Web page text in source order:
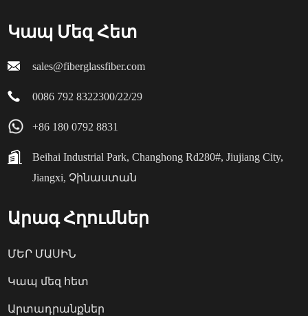
Կապ Մեզ Հետ
sales@fiberglassfiber.com
0086 792 8322300/22/29
+86 180 0792 8831
Beihai Industrial Park, Changhong Rd280#, Jiujiang City,
Jiangxi, Չինաստան
Արագ Հղումներ
ՄԵՐ ՄԱՍԻՆ
Կապ մեզ հետ
Արտադրանքներ